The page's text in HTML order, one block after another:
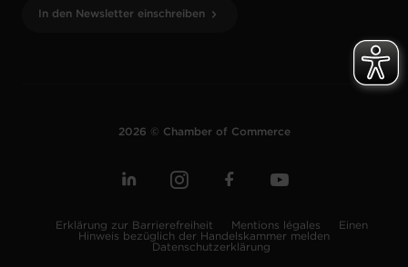
In den Newsletter einschreiben
2026 © Chamber of Commerce
Erklärung zur Barrierefreiheit Mentions légales
Einen
Hinweis bezüglich der Handelskammer melden
Datenschutzerklärung